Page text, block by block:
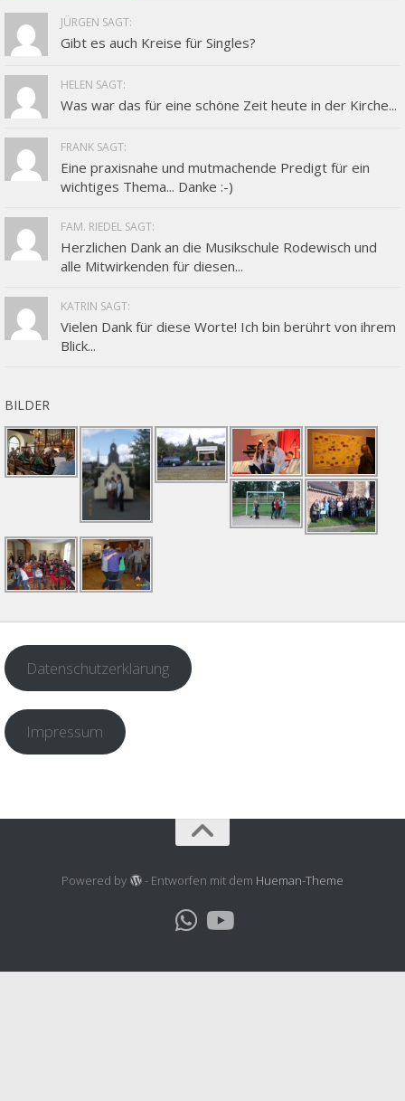
JÜRGEN SAGT:
Gibt es auch Kreise für Singles?
HELEN SAGT:
Was war das für eine schöne Zeit heute in der Kirche...
FRANK SAGT:
Eine praxisnahe und mutmachende Predigt für ein
wichtiges Thema... Danke :-)
FAM. RIEDEL SAGT:
Herzlichen Dank an die Musikschule Rodewisch und
alle Mitwirkenden für diesen...
KATRIN SAGT:
Vielen Dank für diese Worte! Ich bin berührt von ihrem
Blick...
BILDER
Datenschutzerklärung
Impressum
Powered by - Entworfen mit dem Hueman-Theme